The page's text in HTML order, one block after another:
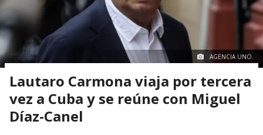
AGENCIA UNO.
Lautaro Carmona viaja por tercera
vez a Cuba y se reúne con Miguel
Díaz-Canel